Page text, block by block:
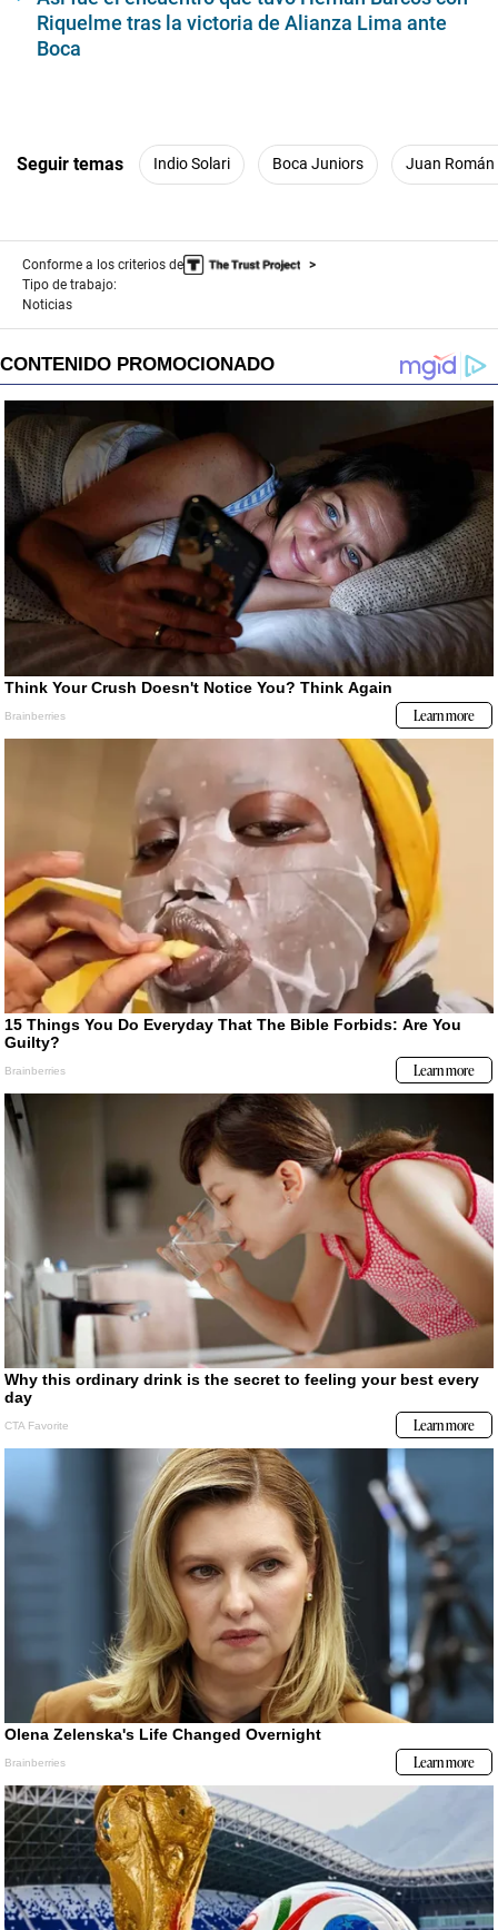
Riquelme tras la victoria de Alianza Lima ante
Boca
Seguir temas Indio Solari Boca Juniors Juan Román
Conforme a los criterios de
Tipo de trabajo:
Noticias